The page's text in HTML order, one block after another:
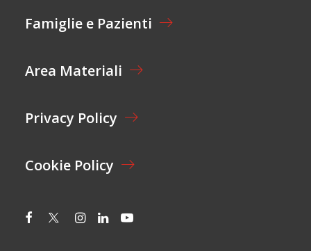
O
*
Famiglie e Pazienti
Area Materiali
Privacy Policy
Cookie Policy